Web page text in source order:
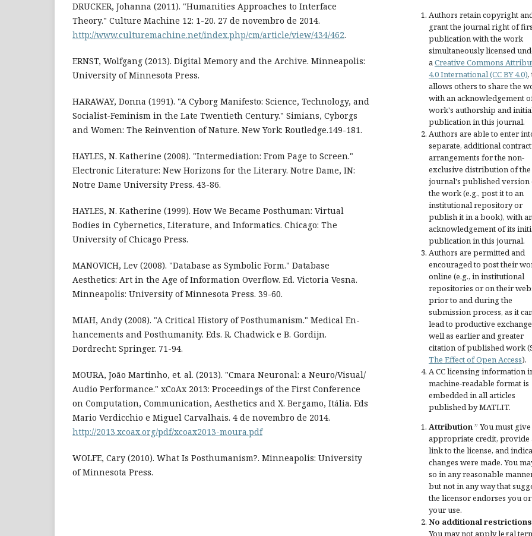
DRUCKER, Johanna (2011). "Humanities Approaches to Interface
Theory." Culture Machine 12: 1-20. 27 de novembro de 2014.
http://www.culturemachine.net/index.php/cm/article/view/434/462.
ERNST, Wolfgang (2013). Digital Memory and the Archive. Minneapolis:
University of Minnesota Press.
HARAWAY, Donna (1991). "A Cyborg Manifesto: Science, Technology, and
Socialist-Feminism in the Late Twentieth Century." Simians, Cyborgs
and Women: The Reinvention of Nature. New York: Routledge.149-181.
HAYLES, N. Katherine (2008). "Intermediation: From Page to Screen."
Electronic Literature: New Horizons for the Literary. Notre Dame, IN:
Notre Dame University Press. 43-86.
HAYLES, N. Katherine (1999). How We Became Posthuman: Virtual
Bodies in Cybernetics, Literature, and Informatics. Chicago: The
University of Chicago Press.
MANOVICH, Lev (2008). "Database as Symbolic Form." Database
Aesthetics: Art in the Age of Information Overflow. Ed. Victoria Vesna.
Minneapolis: University of Minnesota Press. 39-60.
MIAH, Andy (2008). "A Critical History of Posthumanism." Medical En-
hancements and Posthumanity. Eds. R. Chadwick e B. Gordijn.
Dordrecht: Springer. 71-94.
MOURA, João Martinho, et. al. (2013). "Cmara Neuronal: a Neuro/Visual/
Audio Performance." xCoAx 2013: Proceedings of the First Conference
on Computation, Communication, Aesthetics and X. Bergamo, Itália. Eds
Mario Verdicchio e Miguel Carvalhais. 4 de novembro de 2014.
http://2013.xcoax.org/pdf/xcoax2013-moura.pdf
WOLFE, Cary (2010). What Is Posthumanism?. Minneapolis: University
of Minnesota Press.
Authors retain copyright
grant the journal right of
publication with the work
simultaneously licensed
aCreative Commons
4.0 International (CC BY 4.0),
allows others to share the
with an acknowledgement
work's authorship and
publication in this journal.
Authors are able to enter
separate, additional
arrangements for the non-
exclusive distribution of the
journal's published version
the work (e.g., post it to an
institutional repository or
publish it in a book), with
acknowledgement of its
publication in this journal.
Authors are permitted and
encouraged to post their
online (e.g., in institutional
repositories or on their
prior to and during the
submission process, as it
lead to productive
well as earlier and greater
citation of published work
The Effect of Open Access).
A CC licensing information
machine-readable format is
embedded in all articles
published by MATLIT.
Attribution” You must give
appropriate credit, provide
link to the license, and
changes were made. You
so in any reasonable
but not in any way that
the licensor endorses you or
your use.
No additional restrictions